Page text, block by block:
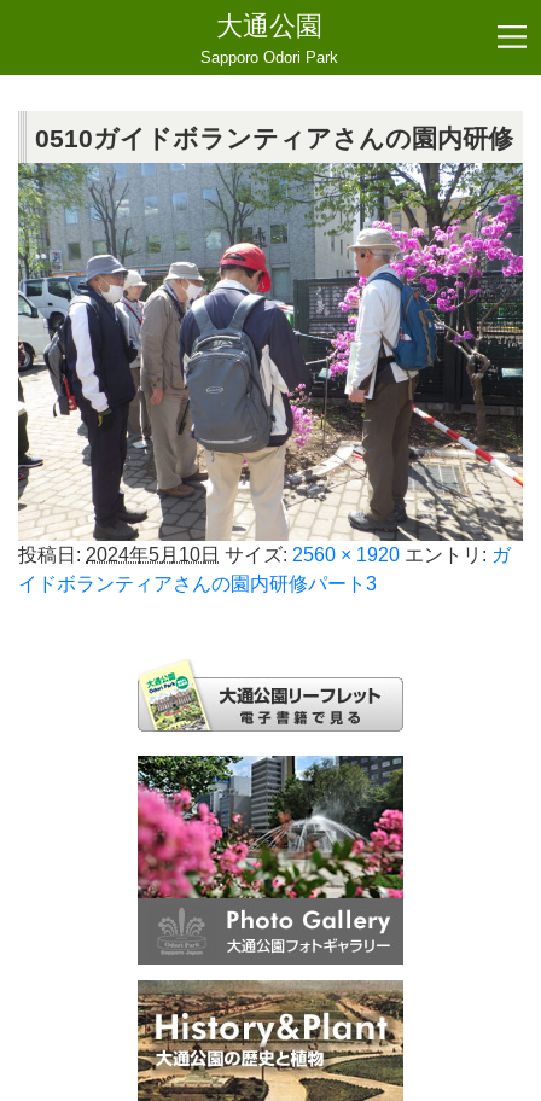
大通公園
Sapporo Odori Park
0510ガイドボランティアさんの園内研修
投稿日: 2024年5月10日 サイズ: 2560 × 1920 エントリ: ガ
イドボランティアさんの園内研修パート3